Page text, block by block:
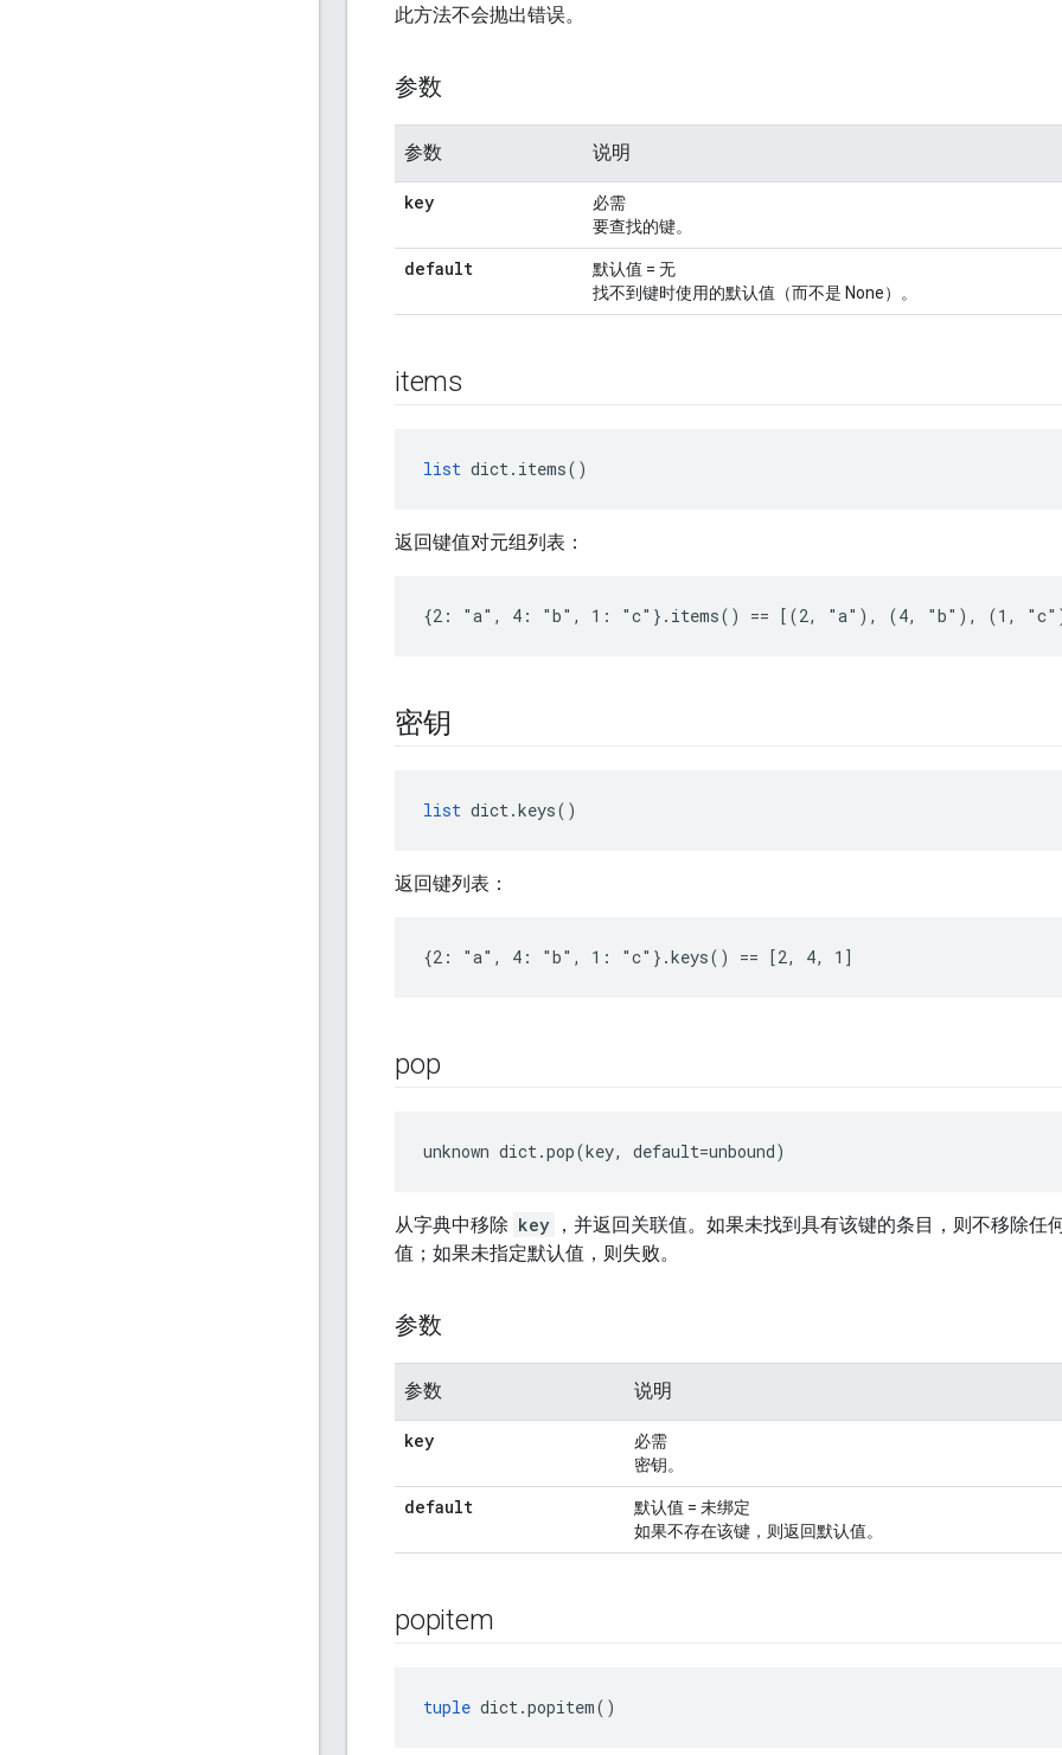
此方法不会抛出错误。
参数
参数 说明
key
必需
要查找的键。
default
默认值 = 无
找不到键时使用的默认值（而不是 None）。
items
list dict.items()
返回键值对元组列表：
{2: "a", 4: "b", 1: "c"}.items() == [(2, "a"), (4, "b"), (1,
密钥
list dict.keys()
返回键列表：
{2: "a", 4: "b", 1: "c"}.keys() == [2, 4, 1]
pop
unknown dict.pop(key, default=unbound)
从字典中移除 key ，并返回关联值。如果未找到具有该键的条目，则不移除任
值；如果未指定默认值，则失败。
参数
参数 说明
key
必需
密钥。
default
默认值 = 未绑定
如果不存在该键，则返回默认值。
popitem
tuple dict.popitem()